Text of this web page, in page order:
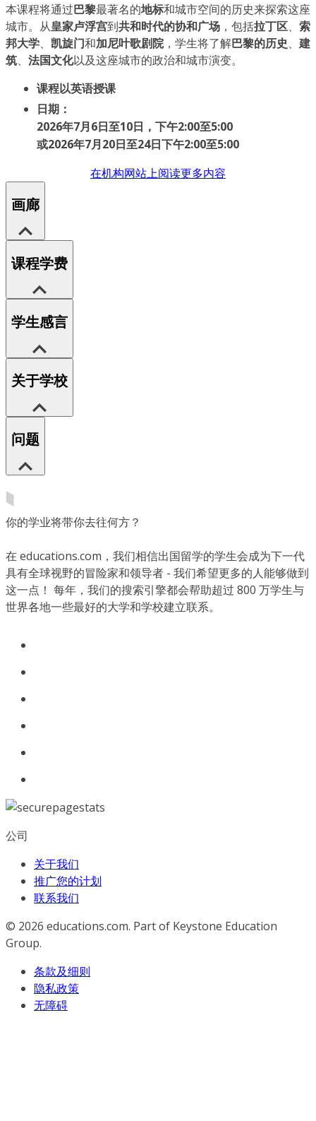
本课程将通过巴黎最著名的地标和城市空间的历史来探索这座
城市。从皇家卢浮宫到共和时代的协和广场 ，包括拉丁区、 索
邦大学、 凯旋门和加尼叶歌剧院，学生将了解巴黎的历史、 建
筑、 法国文化以及这座城市的政治和城市演变。
课程以英语授课
日期：
2026年7月6日至10日，下午2:00至5:00
或2026年7月20日至24日下午2:00至5:00
在机构网站上阅读更多内容
画廊
课程学费
学生感言
关于学校
问题
你的学业将带你去往何方？
在 educations.com，我们相信出国留学的学生会成为下一代
具有全球视野的冒险家和领导者 - 我们希望更多的人能够做到
这一点！ 每年，我们的搜索引擎都会帮助超过 800 万学生与
世界各地一些最好的大学和学校建立联系。
公司
关于我们
推广您的计划
联系我们
© 2026 educations.com. Part of Keystone Education
Group.
条款及细则
隐私政策
无障碍